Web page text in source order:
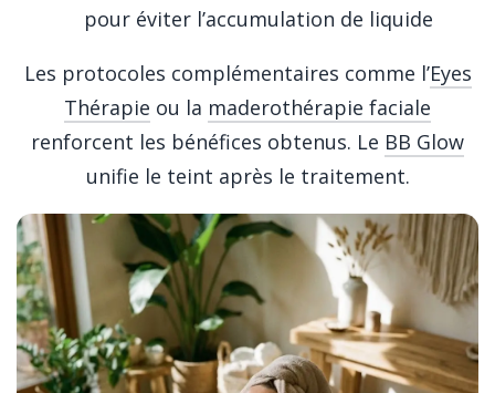
pour éviter l’accumulation de liquide
Les protocoles complémentaires comme l’Eyes
Thérapie ou la maderothérapie faciale
renforcent les bénéfices obtenus. Le BB Glow
unifie le teint après le traitement.